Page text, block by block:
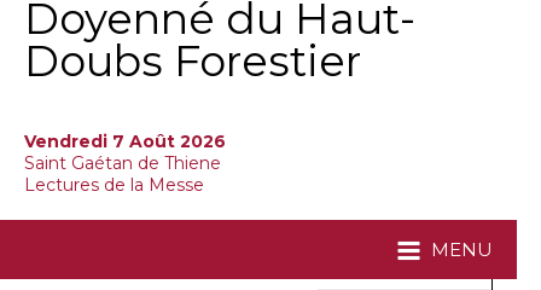
Doyenné du Haut-
Doubs Forestier
Vendredi 7 Août 2026
Saint Gaétan de Thiene
Lectures de la Messe
MENU